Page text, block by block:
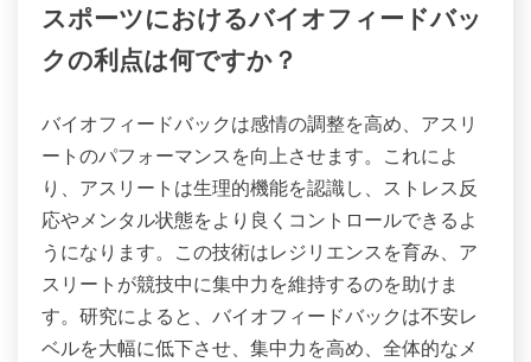
スポーツにおけるバイオフィードバッ
クの利点は何ですか？
バイオフィードバックは感情の調整を高め、アスリ
ートのパフォーマンスを向上させます。これによ
り、アスリートは生理的機能を認識し、ストレス反
応やメンタル状態をより良くコントロールできるよ
うになります。この技術はレジリエンスを育み、ア
スリートが競技中に集中力を維持するのを助けま
す。研究によると、バイオフィードバックは不安レ
ベルを大幅に低下させ、集中力を高め、全体的なメ